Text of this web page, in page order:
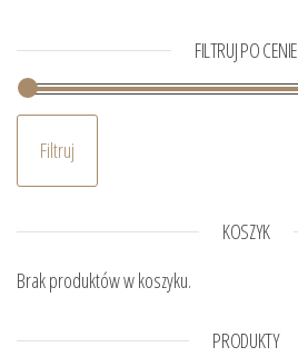
FILTRUJ PO CENIE
Filtruj
KOSZYK
Brak produktów w koszyku.
PRODUKTY